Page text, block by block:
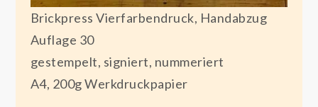
Brickpress Vierfarbendruck, Handabzug
Auflage 30
gestempelt, signiert, nummeriert
A4, 200g Werkdruckpapier